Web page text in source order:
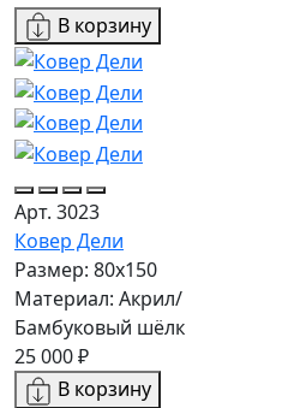
В корзину
Арт. 3023
Ковер Дели
Размер: 80x150
Материал: Акрил/
Бамбуковый шёлк
25 000 ₽
В корзину